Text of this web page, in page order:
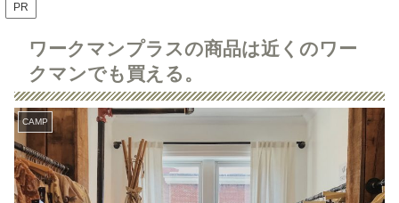
PR
ワークマンプラスの商品は近くのワー
クマンでも買える。
CAMP